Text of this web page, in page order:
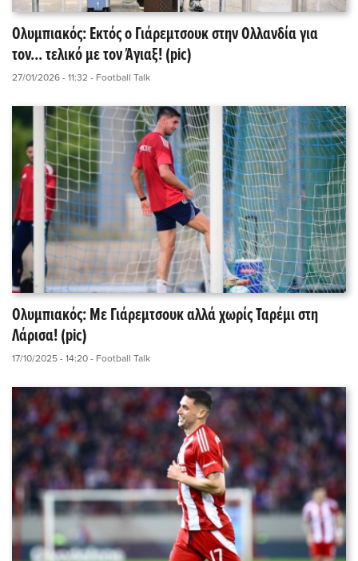
Ολυμπιακός: Εκτός ο Γιάρεμτσουκ στην Ολλανδία για
τον... τελικό με τον Άγιαξ! (pic)
27/01/2026 - 11:32 - Football Talk
Ολυμπιακός: Με Γιάρεμτσουκ αλλά χωρίς Ταρέμι στη
Λάρισα! (pic)
17/10/2025 - 14:20 - Football Talk